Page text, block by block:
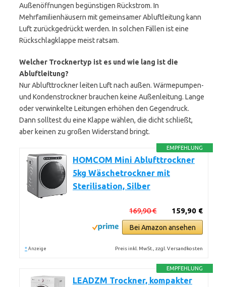
Außenöffnungen begünstigen Rückstrom. In
Mehrfamilienhäusern mit gemeinsamer Abluftleitung kann
Luft zurückgedrückt werden. In solchen Fällen ist eine
Rückschlagklappe meist ratsam.
Welcher Trocknertyp ist es und wie lang ist die
Abluftleitung?
Nur Ablufttrockner leiten Luft nach außen. Wärmepumpen-
und Kondenstrockner brauchen keine Außenleitung. Lange
oder verwinkelte Leitungen erhöhen den Gegendruck.
Dann solltest du eine Klappe wählen, die dicht schließt,
aber keinen zu großen Widerstand bringt.
EMPFEHLUNG
HOMCOM Mini Ablufttrockner
5kg Wäschetrockner mit
Sterilisation, Silber
159,90 €
169,90 €
Bei Amazon ansehen
* Anzeige Preis inkl. MwSt., zzgl. Versandkosten
EMPFEHLUNG
LEADZM Trockner, kompakter